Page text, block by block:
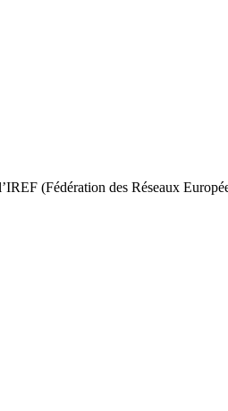
(Fédération des Réseaux